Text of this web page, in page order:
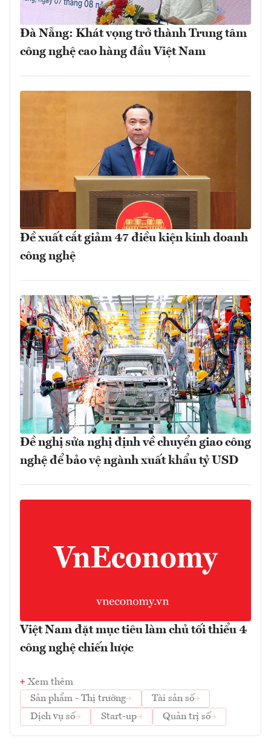
Đà Nẵng: Khát vọng trở thành Trung tâm
công nghệ cao hàng đầu Việt Nam
Đề xuất cắt giảm 47 điều kiện kinh doanh
công nghệ
Đề nghị sửa nghị định về chuyển giao công
nghệ để bảo vệ ngành xuất khẩu tỷ USD
Việt Nam đặt mục tiêu làm chủ tối thiểu 4
công nghệ chiến lược
Xem thêm
Sản phẩm - Thị trường
Tài sản số
Dịch vụ số
Start-up Quản trị số